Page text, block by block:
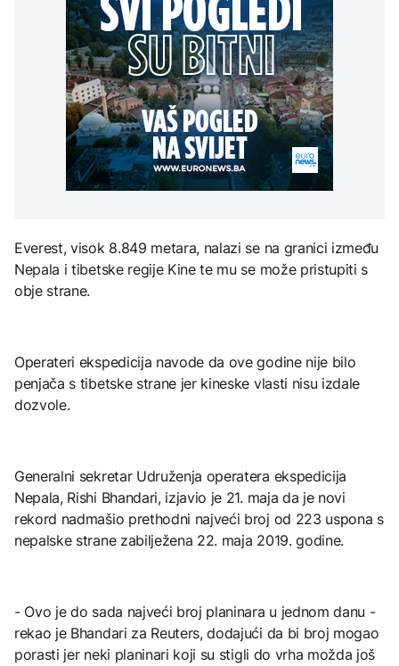
zastupljenosti u
institucijama BiH:
Konaković otvorio
pitanje, Košarac traži
odgovore
AKTUELNO
Sukob oko
zastupljenosti u
institucijama BiH:
Konaković otvorio
pitanje, Košarac traži
odgovore
AKTUELNO
Europol: U Srbiji i
Njemačkoj uhapšeni
krijumčari koji su
prebacivali migrante iz
Sirije
Kallas: EU uvela nove
sankcije za pet osoba
povezanih s ruskim
vojno-industrijskim
kompleksom
FOKUS
Svjetske cijene hrane
najviše u posljednje tri
godine
djece moraju platiti 942
miliona dolara
KULTURA
Rat i pijesak prijete
drevnim piramidama
Meroe u Sudanu
Rihanna radi na novom
albumu
Everest, visok 8.849 metara, nalazi se na granici između
Nepala i tibetske regije Kine te mu se može pristupiti s
obje strane.
Operateri ekspedicija navode da ove godine nije bilo
penjača s tibetske strane jer kineske vlasti nisu izdale
dozvole.
Generalni sekretar Udruženja operatera ekspedicija
Nepala, Rishi Bhandari, izjavio je 21. maja da je novi
rekord nadmašio prethodni najveći broj od 223 uspona s
nepalske strane zabilježena 22. maja 2019. godine.
- Ovo je do sada najveći broj planinara u jednom danu -
rekao je Bhandari za Reuters, dodajući da bi broj mogao
porasti jer neki planinari koji su stigli do vrha možda još